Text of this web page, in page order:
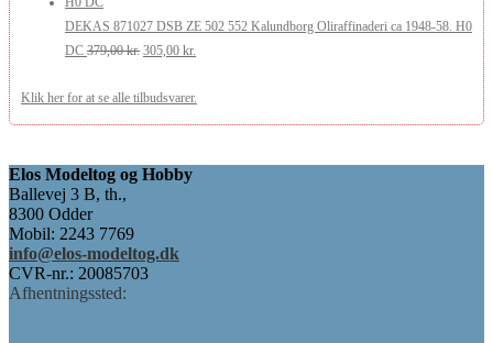
var:
379,00 kr..
er:
DEKAS 871027 DSB ZE 502 552 Kalundborg Oliraffinaderi ca 1948-58. H0
DC 379,00kr. Den
pris
var:
305,00 kr.
pris
er:
Klik her for at se alle tilbudsvarer.
Elos Modeltog og Hobby
Ballevej 3 B, th.,
8300 Odder
Mobil: 2243 7769
info@elos-modeltog.dk
CVR-nr.: 20085703
Afhentningssted: